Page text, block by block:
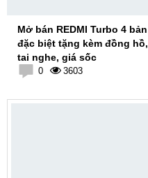
Mở bán REDMI Turbo 4 bản
đặc biệt tặng kèm đồng hồ,
tai nghe, giá sốc
0 3603